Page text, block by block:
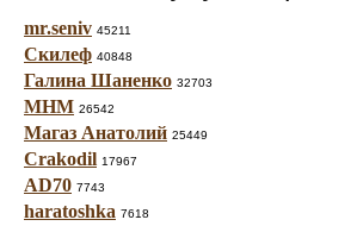
mr.seniv 45211
Скилеф 40848
Галина Шаненко 32703
МНМ 26542
Магаз Анатолий 25449
Crakodil 17967
AD70 7743
haratoshka 7618